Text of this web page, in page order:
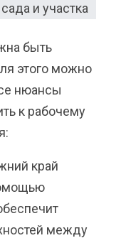
быть
этого можно
нюансы
к рабочему
край
между